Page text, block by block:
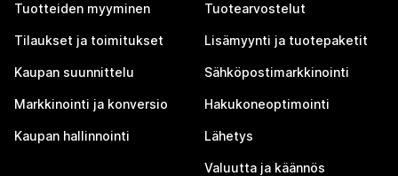
Tuotteiden myyminen
Tilaukset ja toimitukset
Kaupan suunnittelu
Markkinointi ja konversio
Kaupan hallinnointi
Tuotearvostelut
Lisämyynti ja tuotepaketit
Sähköpostimarkkinointi
Hakukoneoptimointi
Lähetys
Valuutta ja käännös